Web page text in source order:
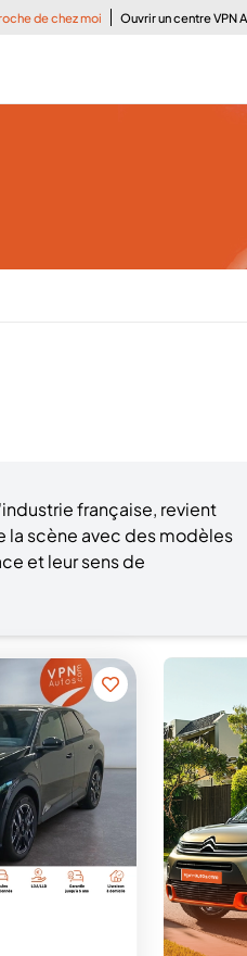
de chez moi Ouvrir un centre VPN
française, revient
la scène avec des modèles
et leur sens de